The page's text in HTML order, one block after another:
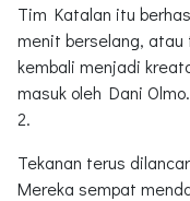
Tim Katalan itu
menit berselang,
kembali menjadi
masuk oleh Dani
2.
Tekanan terus
Mereka sempat